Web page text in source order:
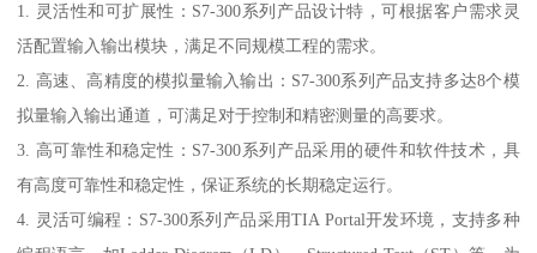
1. 灵活性和可扩展性：S7-300系列产品设计特，可根据客户需求灵
活配置输入输出模块，满足不同规模工程的需求。
2. 高速、高精度的模拟量输入输出：S7-300系列产品支持多达8个模
拟量输入输出通道，可满足对于控制和精密测量的高要求。
3. 高可靠性和稳定性：S7-300系列产品采用的硬件和软件技术，具
有高度可靠性和稳定性，保证系统的长期稳定运行。
4. 灵活可编程：S7-300系列产品采用TIA Portal开发环境，支持多种